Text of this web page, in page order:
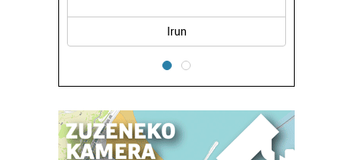
Errenteria-Orereta